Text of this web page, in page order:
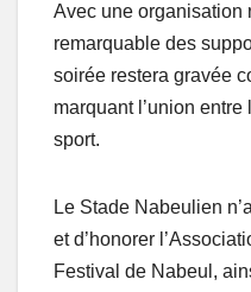
Avec une organisation
remarquable des
soirée restera gravée
marquant l’union
sport.
Le Stade Nabeulien
et d’honorer
Festival de Nabeul,